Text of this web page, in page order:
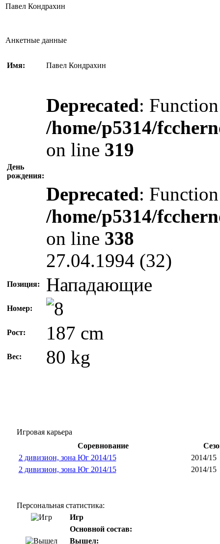
Павел Кондрахин
Анкетные данные
Имя: Павел Кондрахин
День
рождения:
Deprecated:
/home/p5314/
on line 319
Deprecated:
/home/p5314/
on line 338
27.04.1994 (32)
Позиция: Нападающие
Номер:
Рост: 187 cm
Вес: 80 kg
Игровая карьера
Соревнование
2 дивизион, зона Юг 2014/15
2014/15
2 дивизион, зона Юг 2014/15
2014/15
Персональная статистика:
Игр
Основной состав:
Вышел: